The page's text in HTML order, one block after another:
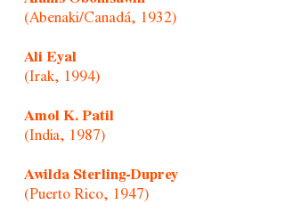
(Abenaki/Canadá, 1932)
Ali Eyal
(Irak, 1994)
Amol K. Patil
(India, 1987)
Awilda Sterling-Duprey
(Puerto Rico, 1947)